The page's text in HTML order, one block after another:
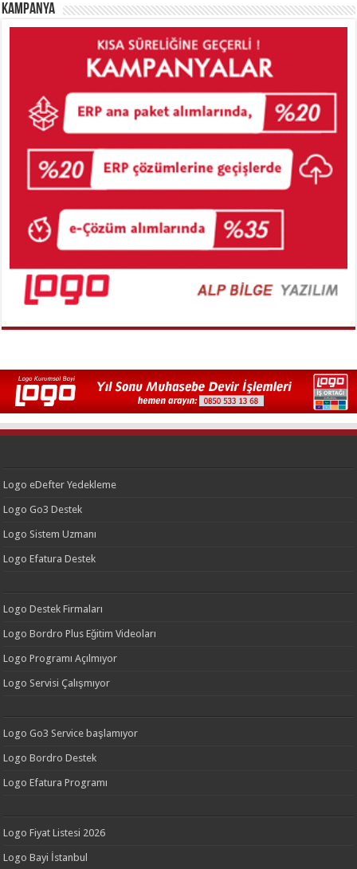
Kampanya
Logo eDefter Yedekleme
Logo Go3 Destek
Logo Sistem Uzmanı
Logo Efatura Destek
Logo Destek Firmaları
Logo Bordro Plus Eğitim Videoları
Logo Programı Açılmıyor
Logo Servisi Çalışmıyor
Logo Go3 Service başlamıyor
Logo Bordro Destek
Logo Efatura Programı
Logo Fiyat Listesi 2026
Logo Bayi İstanbul